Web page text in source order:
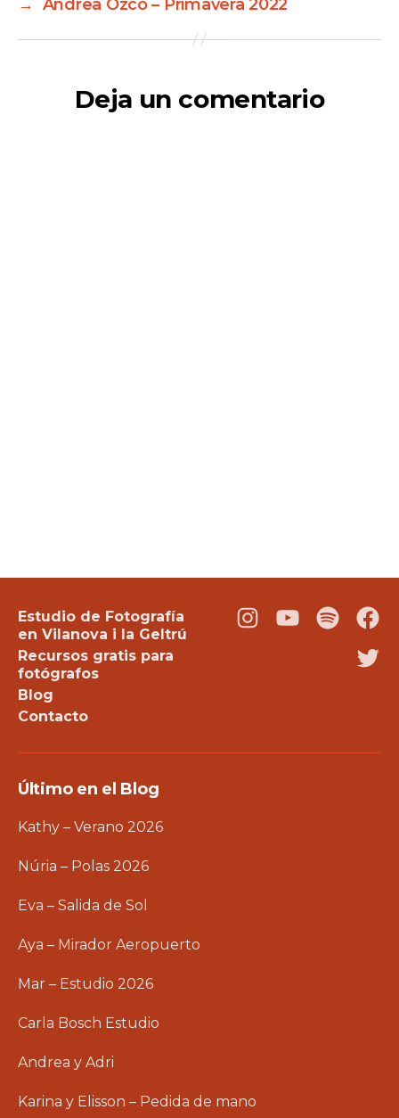
→ Andrea Ozco – Primavera 2022
Deja un comentario
Estudio de Fotografía
en Vilanova i la Geltrú
Recursos gratis para
fotógrafos
Blog
Contacto
Instagram
YoutubePodcast
Último en el Blog
Kathy – Verano 2026
Núria – Polas 2026
Eva – Salida de Sol
Aya – Mirador Aeropuerto
Mar – Estudio 2026
Carla Bosch Estudio
Andrea y Adri
Karina y Elisson – Pedida de mano